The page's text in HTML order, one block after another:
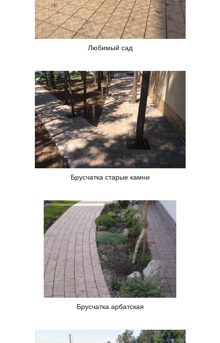
Любимый сад
Брусчатка старые камни
Брусчатка арбатская